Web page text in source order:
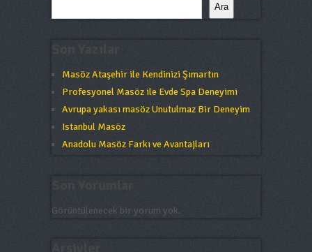
Ara
Masöz Ataşehir ile Kendinizi Şımartın
Profesyonel Masöz ile Evde Spa Deneyimi
Avrupa yakası masöz Unutulmaz Bir Deneyim
Istanbul Masöz
Anadolu Masöz Farkı ve Avantajları
Görüntülenecek bir yorum yok.